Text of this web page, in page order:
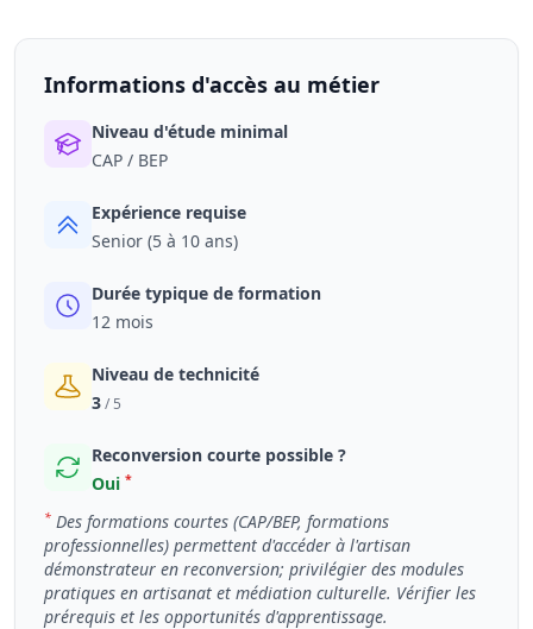
Informations d'accès au métier
Niveau d'étude minimal
CAP / BEP
Expérience requise
Senior (5 à 10 ans)
Durée typique de formation
12 mois
Niveau de technicité
3/ 5
Reconversion courte possible ?
Oui *
* Des formations courtes (CAP/BEP, formations
professionnelles) permettent d'accéder à l'artisan
démonstrateur en reconversion; privilégier des modules
pratiques en artisanat et médiation culturelle. Vérifier les
prérequis et les opportunités d'apprentissage.